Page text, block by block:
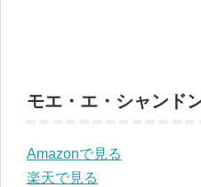
モエ・エ・シャンド
Amazonで見る
楽天で見る